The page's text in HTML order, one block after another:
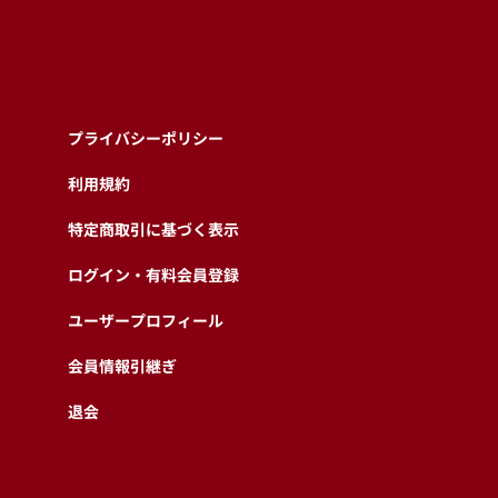
プライバシーポリシー
利用規約
特定商取引に基づく表示
ログイン・有料会員登録
ユーザープロフィール
会員情報引継ぎ
退会